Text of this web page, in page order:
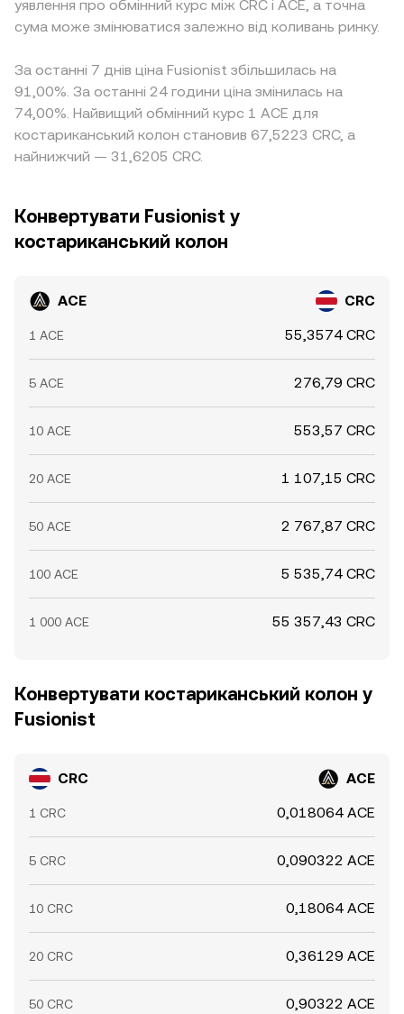
уявлення про обмінний курс між CRC і ACE, а точна
сума може змінюватися залежно від коливань ринку.
За останні 7 днів ціна Fusionist збільшилась на
91,00%. За останні 24 години ціна змінилась на
74,00%. Найвищий обмінний курс 1 ACE для
костариканський колон становив 67,5223 CRC, а
найнижчий — 31,6205 CRC.
Конвертувати Fusionist у
костариканський колон
ACE CRC
1 ACE 55,3574 CRC
5 ACE 276,79 CRC
10 ACE 553,57 CRC
20 ACE 1 107,15 CRC
50 ACE 2 767,87 CRC
100 ACE 5 535,74 CRC
1 000 ACE 55 357,43 CRC
Конвертувати костариканський колон у
Fusionist
CRC ACE
1 CRC 0,018064 ACE
5 CRC 0,090322 ACE
10 CRC 0,18064 ACE
20 CRC 0,36129 ACE
50 CRC 0,90322 ACE